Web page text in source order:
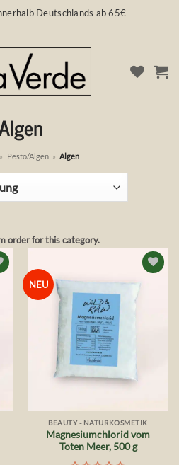
Deutschlands ab 65€
» Pesto/Algen » Algen
order for this category.
NEU
Auf die
Wunschliste
BEAUTY - NATURKOSMETIK
Magnesiumchlorid vom
Toten Meer, 500 g